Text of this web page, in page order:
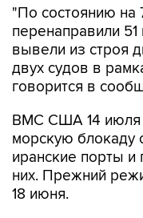
"По состоянию на
перенаправили
вывели из строя
двух судов в
говорится в
ВМС США 14 июля
морскую блокаду
иранские порты
них. Прежний
18 июня.